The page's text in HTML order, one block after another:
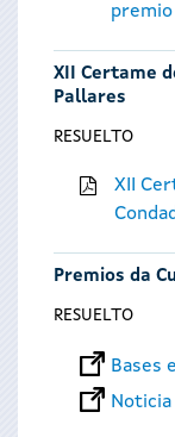
premio
XII Certame
Pallares
RESUELTO
XII
Premios da
RESUELTO
Bases